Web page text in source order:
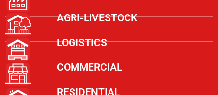
AGRI-LIVESTOCK
LOGISTICS
COMMERCIAL
RESIDENTIAL